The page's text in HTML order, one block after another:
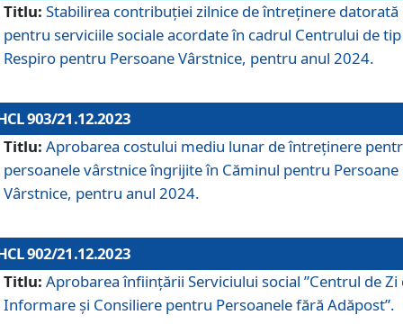
Titlu: Stabilirea contribuţiei zilnice de întreținere datorată
pentru serviciile sociale acordate în cadrul Centrului de tip
Respiro pentru Persoane Vârstnice, pentru anul 2024.
903/21.12.2023
Titlu: Aprobarea costului mediu lunar de întreţinere
persoanele vârstnice îngrijite în Căminul pentru Persoane
Vârstnice, pentru anul 2024.
902/21.12.2023
Titlu: Aprobarea înființării Serviciului social ”Centrul de Zi
Informare și Consiliere pentru Persoanele fără Adăpost”.